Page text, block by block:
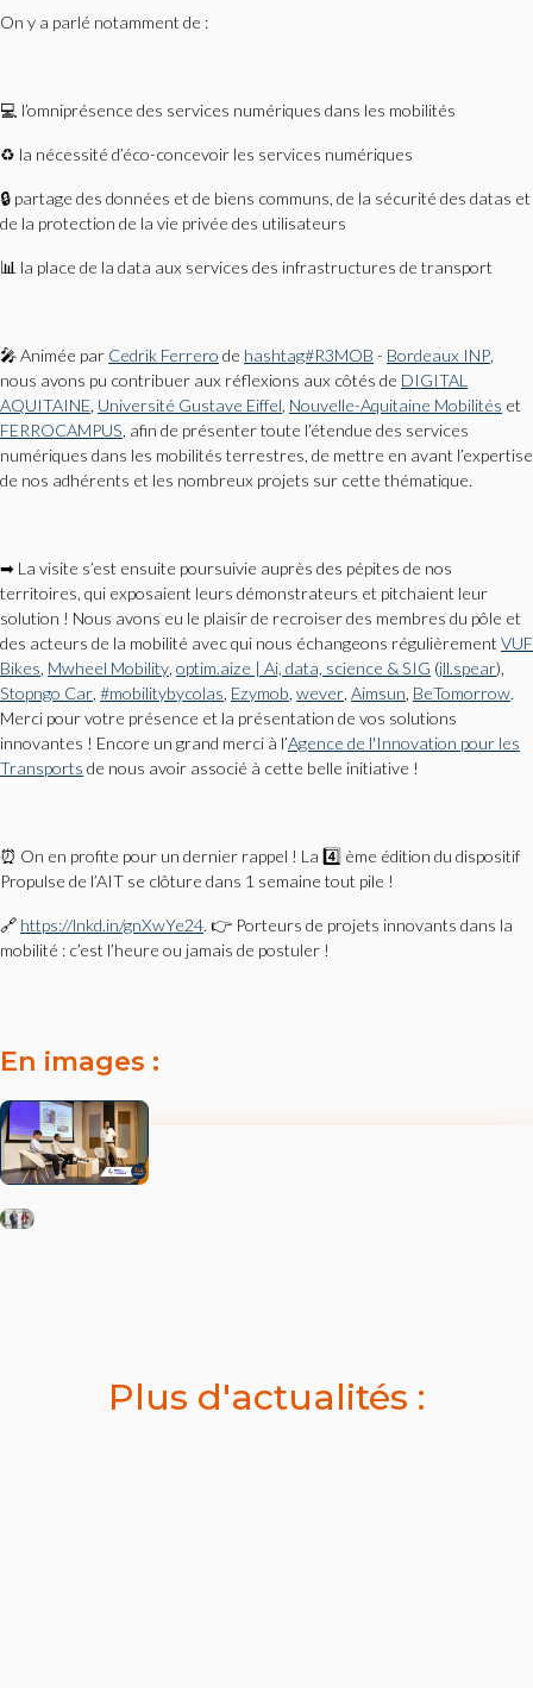
On y a parlé notamment de :
💻 l’omniprésence des services numériques dans les mobilités
♻ la nécessité d’éco-concevoir les services numériques
🔒 partage des données et de biens communs, de la sécurité des datas et
de la protection de la vie privée des utilisateurs
📊 la place de la data aux services des infrastructures de transport
🎤 Animée par Cedrik Ferrero de hashtag#R3MOB - Bordeaux INP,
nous avons pu contribuer aux réflexions aux côtés de DIGITAL
AQUITAINE, Université Gustave Eiffel, Nouvelle-Aquitaine Mobilités et
FERROCAMPUS, afin de présenter toute l’étendue des services
numériques dans les mobilités terrestres, de mettre en avant l’expertise
de nos adhérents et les nombreux projets sur cette thématique.
➡ La visite s’est ensuite poursuivie auprès des pépites de nos
territoires, qui exposaient leurs démonstrateurs et pitchaient leur
solution ! Nous avons eu le plaisir de recroiser des membres du pôle et
des acteurs de la mobilité avec qui nous échangeons régulièrement VUF
Bikes, Mwheel Mobility, optim.aize | Ai, data, science & SIG (jll.spear),
Stopngo Car, #mobilitybycolas, Ezymob, wever, Aimsun, BeTomorrow.
Merci pour votre présence et la présentation de vos solutions
innovantes ! Encore un grand merci à l’Agence de l'Innovation pour les
Transports de nous avoir associé à cette belle initiative !
⏰ On en profite pour un dernier rappel ! La 4️⃣ ème édition du dispositif
Propulse de l’AIT se clôture dans 1 semaine tout pile !
🔗 https://lnkd.in/gnXwYe24. 👉 Porteurs de projets innovants dans la
mobilité : c’est l’heure ou jamais de postuler !
En images :
Plus d'actualités :